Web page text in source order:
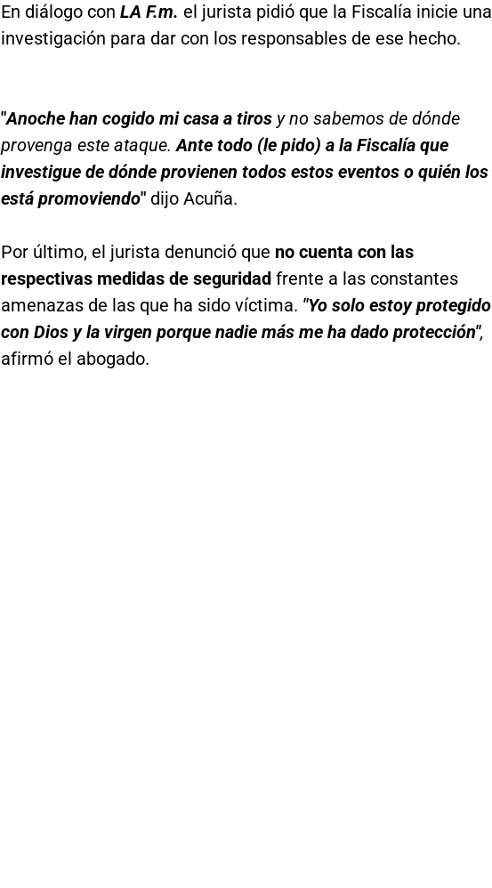
En diálogo con LA F.m. el jurista pidió que la Fiscalía inicie una
investigación para dar con los responsables de ese hecho.
"Anoche han cogido mi casa a tirosy no sabemos de dónde
provenga este ataque.Ante todo (le pido) a la Fiscalía que
investigue de dónde provienen todos estos eventos o quién los
está promoviendo"dijo Acuña.
Por último, el jurista denunció que no cuenta con las
respectivas medidas de seguridadfrente a las constantes
amenazas de las que ha sido víctima. "Yo solo estoy protegido
con Dios y la virgen porque nadie más me ha dado protección",
afirmó el abogado.